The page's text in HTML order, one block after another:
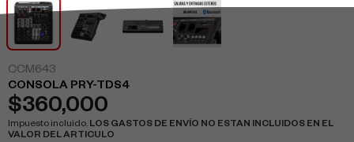
CCM643
CONSOLA PRY-TDS4
$360,000
Impuesto incluido. LOS GASTOS DE ENVÍO NO ESTAN INCLUIDOS EN EL
VALOR DEL ARTICULO